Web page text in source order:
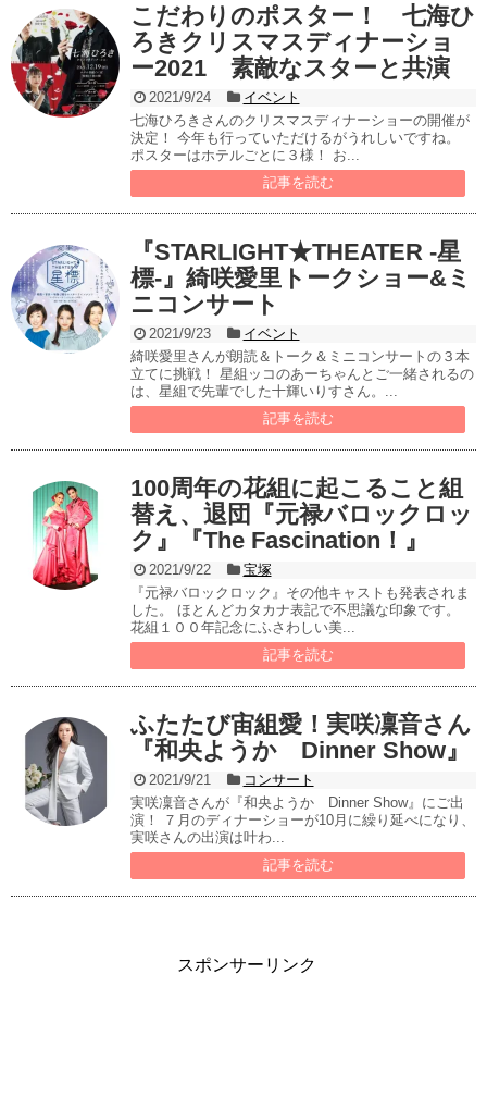
こだわりのポスター！ 七海ひ
ろきクリスマスディナーショ
ー2021 素敵なスターと共演
2021/9/24
イベント
七海ひろきさんのクリスマスディナーショーの開催が
決定！ 今年も行っていただけるがうれしいですね。
ポスターはホテルごとに３様！ お...
記事を読む
『STARLIGHT★THEATER -星
標-』綺咲愛里トークショー&ミ
ニコンサート
2021/9/23
イベント
綺咲愛里さんが朗読＆トーク＆ミニコンサートの３本
立てに挑戦！ 星組ッコのあーちゃんとご一緒されるの
は、星組で先輩でした十輝いりすさん。...
記事を読む
100周年の花組に起こること組
替え、退団『元禄バロックロッ
ク』『The Fascination！』
2021/9/22
宝塚
『元禄バロックロック』その他キャストも発表されま
した。 ほとんどカタカナ表記で不思議な印象です。
花組１００年記念にふさわしい美...
記事を読む
ふたたび宙組愛！実咲凜音さん
『和央ようか Dinner Show』
2021/9/21
コンサート
実咲凜音さんが『和央ようか Dinner Show』にご出
演！ ７月のディナーショーが10月に繰り延べになり、
実咲さんの出演は叶わ...
記事を読む
スポンサーリンク